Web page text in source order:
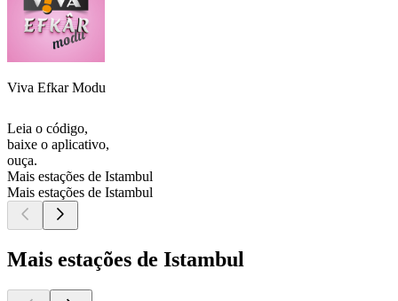
Viva Efkar Modu
Leia o código,
baixe o aplicativo,
ouça.
Mais estações de Istambul
Mais estações de Istambul
Mais estações de Istambul